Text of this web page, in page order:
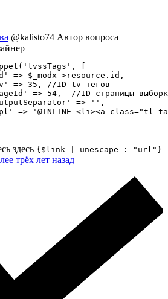
@kalisto74 Автор вопроса
[
=> $_modx->resource.id,
=> 35, //ID tv тегов
=> 54,  //ID страницы
=> '',
=> '@INLINE <li><a class="tl-
здесь {$link | unescape : "url"}
трёх лет назад